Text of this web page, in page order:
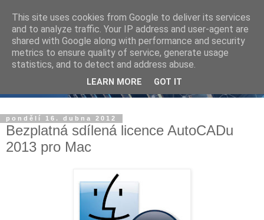
pondělí 16. dubna 2012
Bezplatná sdílená licence AutoCADu
2013 pro Mac
This site uses cookies from Google to deliver its services
and to analyze traffic. Your IP address and user-agent are
shared with Google along with performance and security
metrics to ensure quality of service, generate usage
statistics, and to detect and address abuse.
LEARN MORE GOT IT